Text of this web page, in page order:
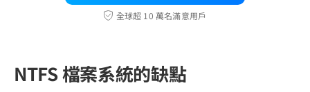
全球超 10 萬名滿意用戶
NTFS 檔案系統的缺點